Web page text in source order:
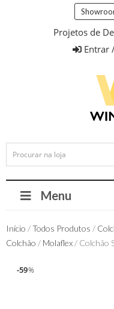
Projetos de
Entrar
Menu
Início /Todos Produtos /
Colchão / Molaflex/ Colchão
%
59%
59